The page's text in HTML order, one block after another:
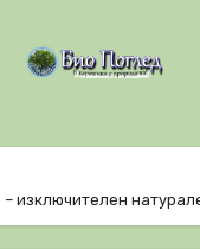
изключителен